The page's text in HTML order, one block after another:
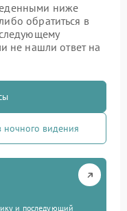
ниже
обратиться в
не нашли ответ на
видения
и последующий